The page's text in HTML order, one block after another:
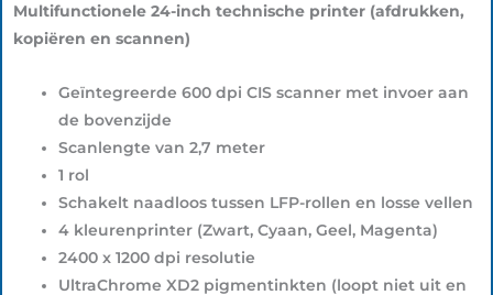
Multifunctionele 24-inch technische printer (afdrukken,
kopiëren en scannen)
Geïntegreerde 600 dpi CIS scanner met invoer aan
de bovenzijde
Scanlengte van 2,7 meter
1 rol
Schakelt naadloos tussen LFP-rollen en losse vellen
4 kleurenprinter (Zwart, Cyaan, Geel, Magenta)
2400 x 1200 dpi resolutie
UltraChrome XD2 pigmentinkten (loopt niet uit en